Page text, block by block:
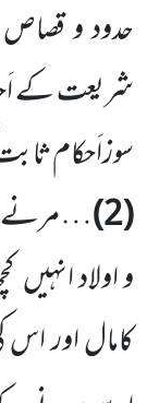
حدود و
شریعت کے
سوزاَحکام
(2) … مرنے
و اولاد
کامال اور اس